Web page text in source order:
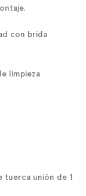
con brida
limpieza
tuerca unión de 1